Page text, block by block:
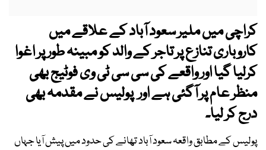
کراچی میں ملیر سعود آباد کے علاقے میں
کاروباری تنازع پر تاجر کے والد کو مبینہ طور پر اغوا
کرلیا گیا اور واقعے کی سی سی ٹی وی فوٹیج بھی
منظر عام پر آگئی ہے اور پولیس نے مقدمہ بھی
درج کر لیا۔
پولیس کے مطابق واقعہ سعود آباد تھانے کی حدود میں پیش آیا جہاں